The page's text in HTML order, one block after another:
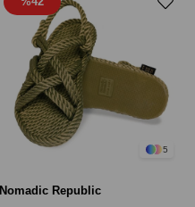
5
Nomadic Republic